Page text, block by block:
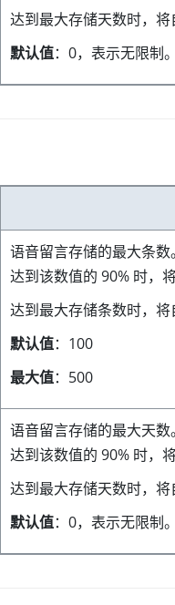
达到最大存储天数时，
默认值：0，表示无限制
语音留言存储的最大条数
达到该数值的 90% 时，
达到最大存储条数时，
默认值：100
最大值：500
语音留言存储的最大天数
达到该数值的 90% 时，
达到最大存储天数时，
默认值：0，表示无限制